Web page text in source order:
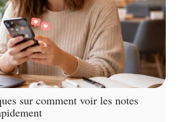
sur comment voir les notes